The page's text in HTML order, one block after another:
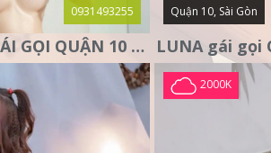
0931493255
THU QUỲNH GÁI GỌI QUẬN 10 – MẶT XINH DA TRẮNG – SANG
Quận 10, Sài Gòn
2000K